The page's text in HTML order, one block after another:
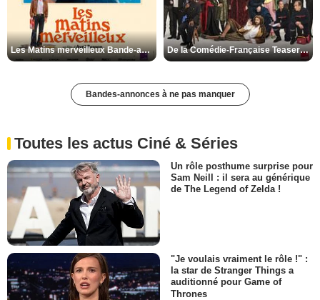
Les Matins merveilleux Bande-annonce VF De la Comédie-Française Teaser VF
Bandes-annonces à ne pas manquer
Toutes les actus Ciné & Séries
Un rôle posthume surprise pour
Sam Neill : il sera au générique
de The Legend of Zelda !
"Je voulais vraiment le rôle !" :
la star de Stranger Things a
auditionné pour Game of
Thrones